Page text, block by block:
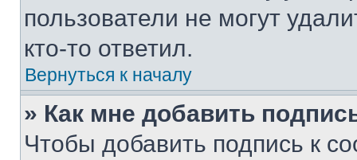
пользователи не могут
кто-то ответил.
Вернуться к началу
» Как мне добавить
Чтобы добавить подпись к